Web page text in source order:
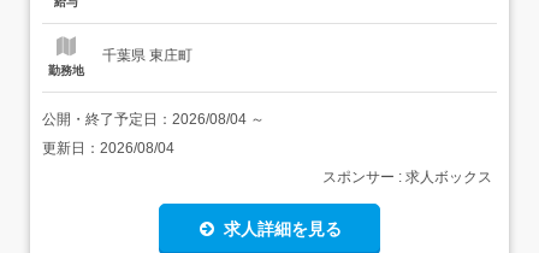
勤務地
千葉県 東庄町
公開・終了予定日： 2026/08/04 ～
更新日： 2026/08/04
スポンサー : 求人ボックス
求人詳細を見る